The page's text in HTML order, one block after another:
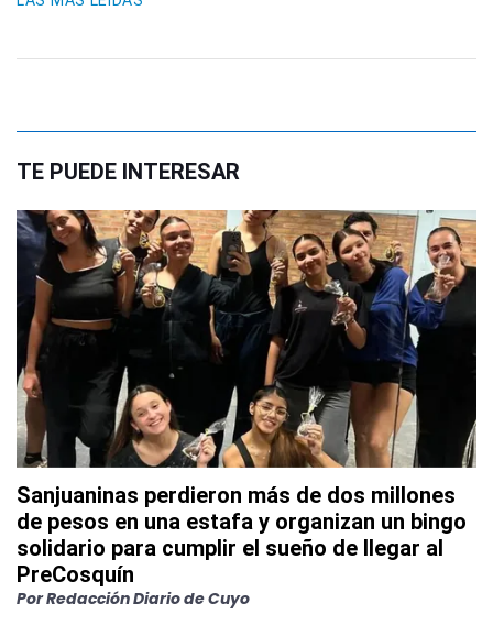
TE PUEDE INTERESAR
Sanjuaninas perdieron más de dos millones
de pesos en una estafa y organizan un bingo
solidario para cumplir el sueño de llegar al
PreCosquín
PorRedacción Diario de Cuyo